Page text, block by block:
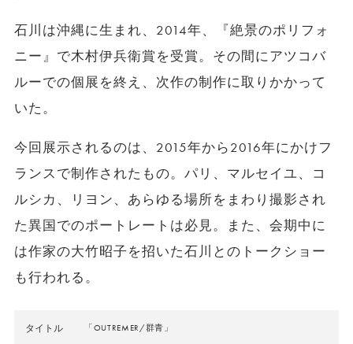
石川は沖縄に生まれ、2014年、『絶景のポリフォ
ニー』で木村伊兵衛賞を受賞。その間にアツコバ
ルーでの個展を終え、次作の制作に取りかかって
いた。
今回展示されるのは、2015年から2016年にかけフ
ランスで制作されたもの。パリ、マルセイユ、コ
ルシカ、リヨン、あらゆる場所をまわり撮影され
た異国でのポートレートは必見。また、会期中に
は作家の大竹昭子を招いた石川とのトークショー
も行われる。
タイトル 「OUTREMER/群青」